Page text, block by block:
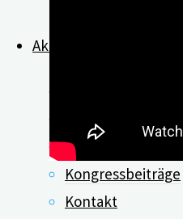
Aktuelles
Neues zu digiDEM
Veröffentlichungen
Kongressbeiträge
Kontakt